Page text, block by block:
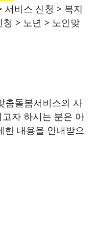
서비스 신청 > 복지
> 노년 > 노인맞
춤돌봄서비스의 사
자 하시는 분은 아
한 내용을 안내받으